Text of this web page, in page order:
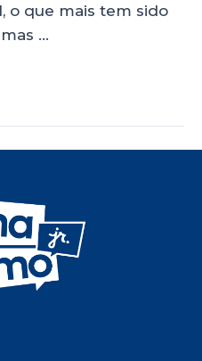
o que mais tem sido
…